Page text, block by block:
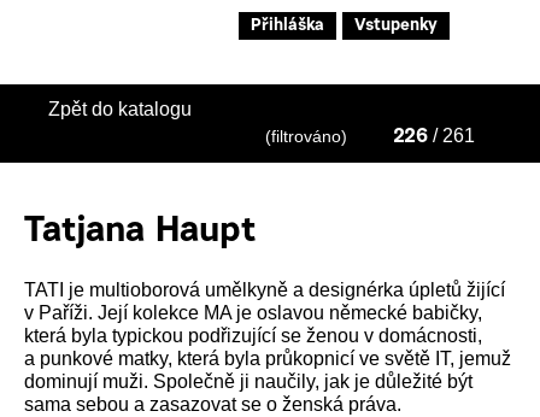
Přihláška Vstupenky
Zpět do katalogu
(filtrováno) 226 / 261
Tatjana Haupt
TATI je multioborová umělkyně a designérka úpletů žijící
v Paříži. Její kolekce MA je oslavou německé babičky,
která byla typickou podřizující se ženou v domácnosti,
a punkové matky, která byla průkopnicí ve světě IT, jemuž
dominují muži. Společně ji naučily, jak je důležité být
sama sebou a zasazovat se o ženská práva.